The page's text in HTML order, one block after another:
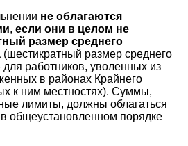
не облагаются
, если они в целом не
размер среднего
(шестикратный размер среднего
для работников, уволенных из
в районах Крайнего
к ним местностях). Суммы,
лимиты, должны облагаться
общеустановленном порядке